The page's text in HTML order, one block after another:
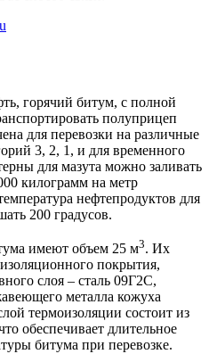
горячий битум, с полной
полуприцеп
для перевозки на различные
3, 2, 1, и для временного
для мазута можно заливать
килограмм на метр
нефтепродуктов для
200 градусов.
имеют объем 25 м3. Их
покрытия,
слоя – сталь 09Г2С,
металла кожуха
термоизоляции состоит из
обеспечивает длительное
битума при перевозке.